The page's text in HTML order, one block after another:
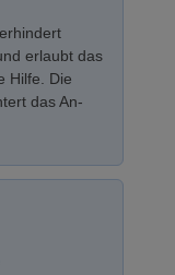
erlaubt das
Hilfe. Die
das An-